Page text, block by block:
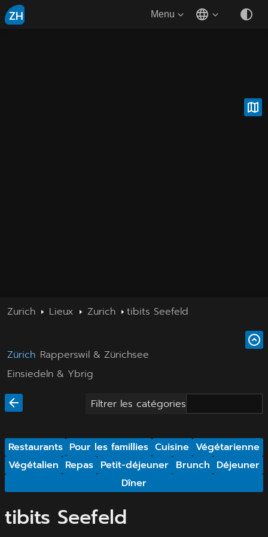
ZH Menu
Zurich Lieux Zurich tibits Seefeld
Zürich Rapperswil & Zürichsee
Einsiedeln & Ybrig
Filtrer les catégories
Restaurants Pour les famillies Cuisine Végétarienne
Végétalien Repas Petit-déjeuner Brunch Déjeuner
Dîner
tibits Seefeld